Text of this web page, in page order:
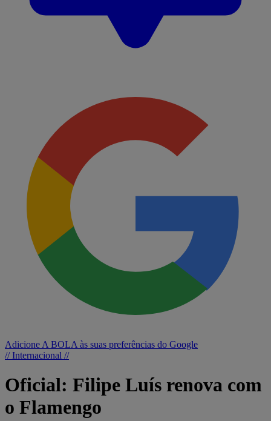
Adicione A BOLA às suas preferências do Google
// Internacional //
Oficial: Filipe Luís renova com
o Flamengo